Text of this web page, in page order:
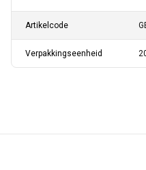
Artikelcode
Verpakkingseenheid